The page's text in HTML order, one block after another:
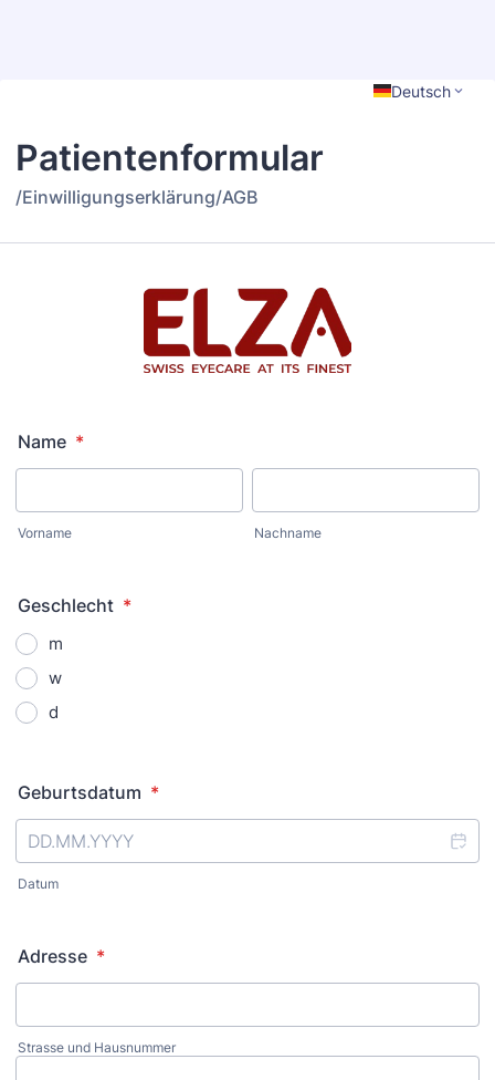
Deutsch
Patientenformular
/Einwilligungserklärung/AGB
Name *
Vorname Nachname
Geschlecht *
m
w
d
Geburtsdatum *
Datum
Adresse *
Strasse und Hausnummer